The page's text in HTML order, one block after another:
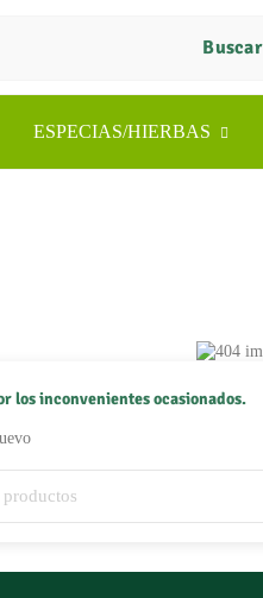
Buscar
ESPECIAS/HIERBAS
los inconvenientes ocasionados.